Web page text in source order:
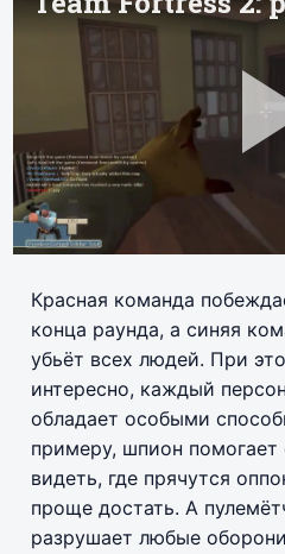
Красная команда
конца раунда, а синяя
убьёт всех людей. При
интересно, каждый
обладает особыми
примеру, шпион
видеть, где прячутся
проще достать. А
разрушает любые